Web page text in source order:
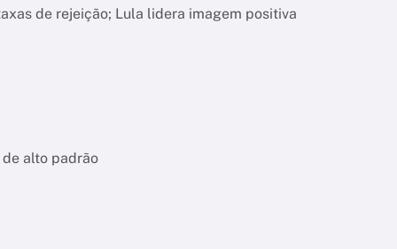
de rejeição; Lula lidera imagem positiva
alto padrão